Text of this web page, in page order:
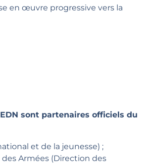
en œuvre progressive vers la
sont partenaires officiels du
et de la jeunesse) ;
Armées (Direction des